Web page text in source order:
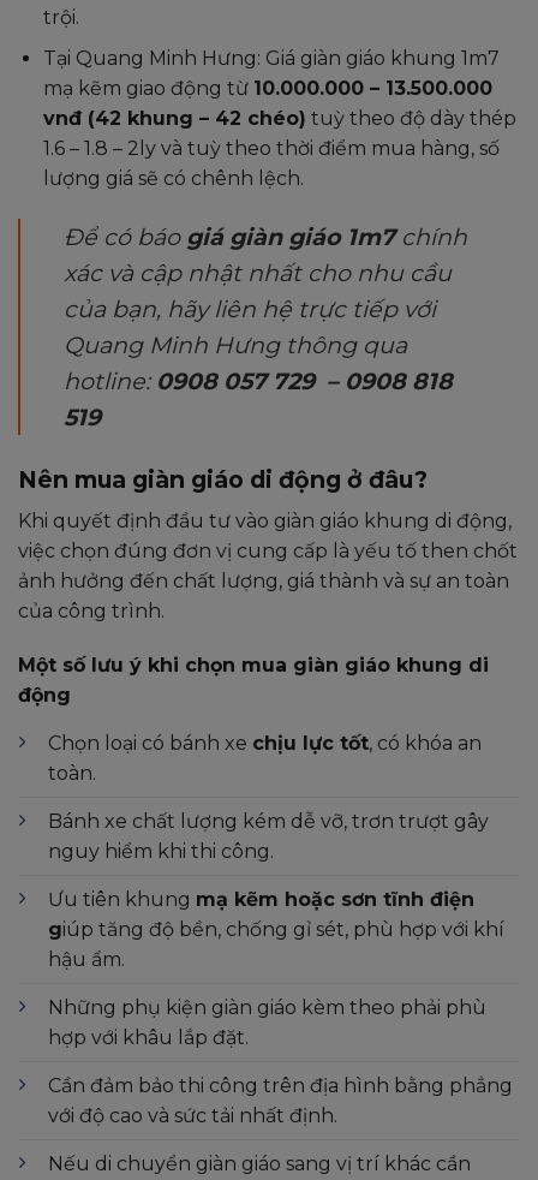
trội.
Tại Quang Minh Hưng: Giá giàn giáo khung 1m7
mạ kẽm giao động từ 10.000.000 – 13.500.000
vnđ (42 khung – 42 chéo) tuỳ theo độ dày thép
1.6 – 1.8 – 2ly và tuỳ theo thời điểm mua hàng, số
lượng giá sẽ có chênh lệch.
Để có báo giá giàn giáo 1m7chính
xác và cập nhật nhất cho nhu cầu
của bạn, hãy liên hệ trực tiếp với
Quang Minh Hưng thông qua
hotline: 0908 057 729 – 0908 818
519
Nên mua giàn giáo di động ở đâu?
Khi quyết định đầu tư vào giàn giáo khung di động,
việc chọn đúng đơn vị cung cấp là yếu tố then chốt
ảnh hưởng đến chất lượng, giá thành và sự an toàn
của công trình.
Một số lưu ý khi chọn mua giàn giáo khung di
động
Chọn loại có bánh xe chịu lực tốt, có khóa an
toàn.
Bánh xe chất lượng kém dễ vỡ, trơn trượt gây
nguy hiểm khi thi công.
Ưu tiên khung mạ kẽm hoặc sơn tĩnh điện
giúp tăng độ bền, chống gỉ sét, phù hợp với khí
hậu ẩm.
Những phụ kiện giàn giáo kèm theo phải phù
hợp với khâu lắp đặt.
Cần đảm bảo thi công trên địa hình bằng phẳng
với độ cao và sức tải nhất định.
Nếu di chuyển giàn giáo sang vị trí khác cần